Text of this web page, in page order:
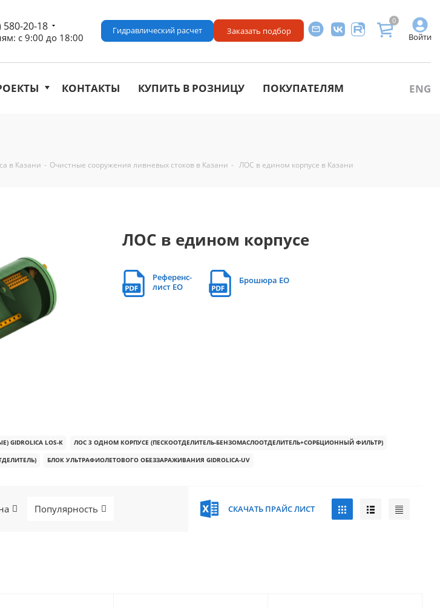
580-20-18
с 9:00 до 18:00 Войти
0
Гидравлический расчет Заказать подбор
КОНТАКТЫ КУПИТЬ В РОЗНИЦУ ПОКУПАТЕЛЯМ ENG
в Казани - Очистные сооружения ливневых стоков в Казани - ЛОС в едином корпусе в Казани
ЛОС в едином корпусе
Референс-
лист EO
Брошюра EO
LOS-K ЛОС 3 ОДНОМ КОРПУСЕ (ПЕСКООТДЕЛИТЕЛЬ-БЕНЗОМАСЛООТДЕЛИТЕЛЬ+СОРБЦИОННЫЙ ФИЛЬТР)
БЛОК УЛЬТРАФИОЛЕТОВОГО ОБЕЗЗАРАЖИВАНИЯ GIDROLICA-UV
Популярность СКАЧАТЬ ПРАЙС ЛИСТ